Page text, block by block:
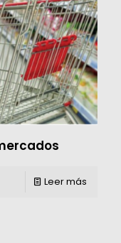
Leer más